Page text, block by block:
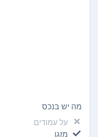
מה יש בנכס
על עמודים
מזגן